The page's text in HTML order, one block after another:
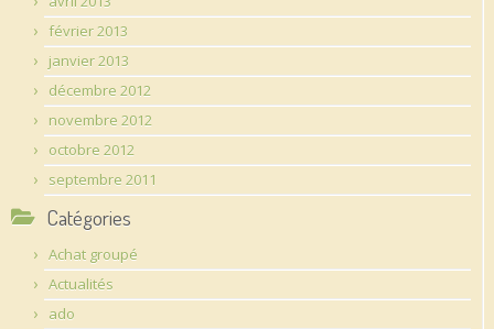
février 2013
janvier 2013
décembre 2012
novembre 2012
octobre 2012
septembre 2011
Catégories
Achat groupé
Actualités
ado